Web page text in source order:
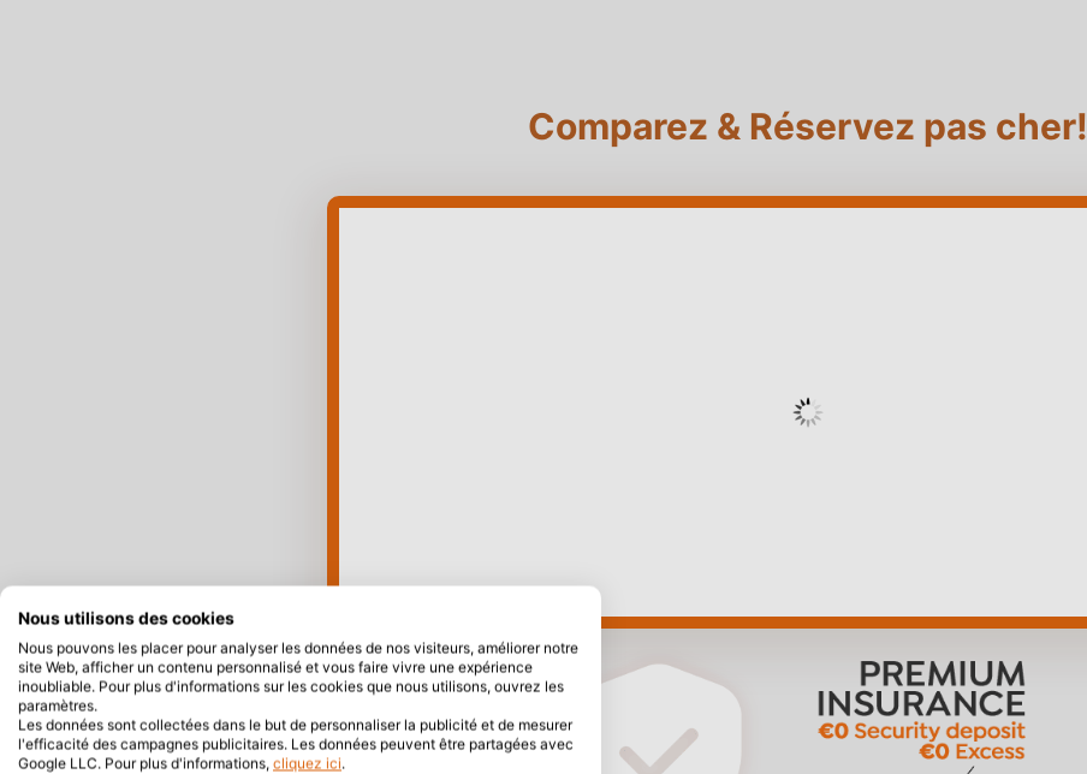
Comparez & Réservez pas cher!
Nous utilisons des cookies
Nous pouvons les placer pour analyser les données de nos visiteurs, améliorer notre
site Web, afficher un contenu personnalisé et vous faire vivre une expérience
inoubliable. Pour plus d'informations sur les cookies que nous utilisons, ouvrez les
paramètres.
Les données sont collectées dans le but de personnaliser la publicité et de mesurer
l'efficacité des campagnes publicitaires. Les données peuvent être partagées avec
Google LLC. Pour plus d'informations, cliquez ici.